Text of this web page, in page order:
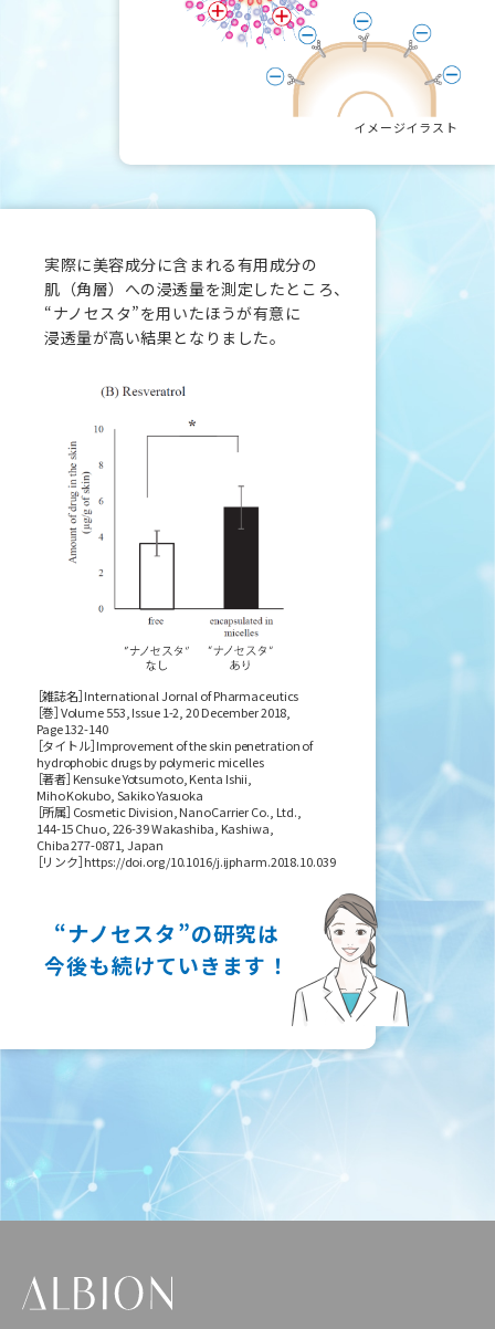
イメージイラスト
実際に美容成分に含まれる有用成分の
肌（角層）への浸透量を測定したところ、
“ナノセスタ”を用いたほうが有意に
浸透量が高い結果となりました。
［雑誌名］International Jornal of Pharmaceutics
［巻］Volume 553, Issue 1-2, 20 December 2018,
Page 132-140
［タイトル］Improvement of the skin penetration of
hydrophobic drugs by polymeric micelles
［著者］Kensuke Yotsumoto, Kenta Ishii,
Miho Kokubo, Sakiko Yasuoka
［所属］Cosmetic Division, NanoCarrier Co., Ltd.,
144-15 Chuo, 226-39 Wakashiba, Kashiwa,
Chiba 277-0871, Japan
［リンク］https://doi.org/10.1016/j.ijpharm.2018.10.039
“ナノセスタ”の研究は
今後も続けていきます！